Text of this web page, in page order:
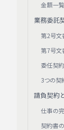
金額一
業務委託
第2号文
第7号文
委任契
3つの契
請負契約
仕事の
契約書